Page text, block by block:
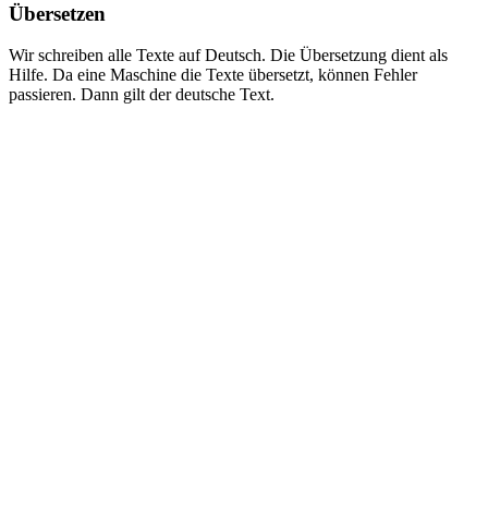
Übersetzen
Wir schreiben alle Texte auf Deutsch. Die Übersetzung dient als
Hilfe. Da eine Maschine die Texte übersetzt, können Fehler
passieren. Dann gilt der deutsche Text.